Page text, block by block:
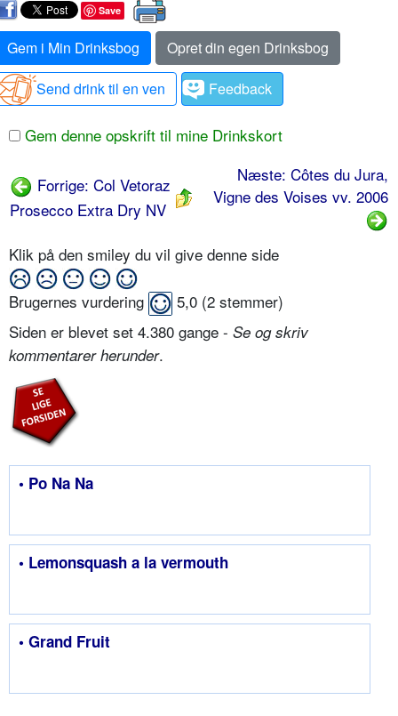
Save
Gem i Min Drinksbog
Opret din egen Drinksbog
Send drink til en ven
Feedback
Gem denne opskrift til mine Drinkskort
Forrige: Col Vetoraz
Prosecco Extra Dry NV
Næste: Côtes du Jura,
Vigne des Voises vv. 2006
Klik på den smiley du vil give denne side
Brugernes vurdering 5,0 (2 stemmer)
Siden er blevet set 4.380 gange - Se og skriv
kommentarer herunder.
• Po Na Na
• Lemonsquash a la vermouth
• Grand Fruit